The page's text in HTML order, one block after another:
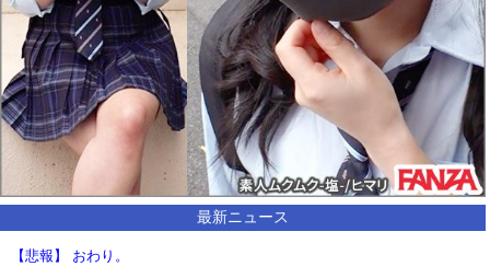
最新ニュース
【悲報】 おわり。